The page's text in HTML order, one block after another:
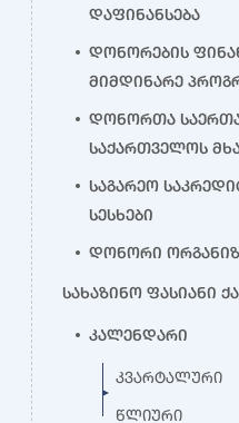
დაფინანსება
დონორების
მიმდინარე
დონორთა
საქართველოს
საგარეო
სესხები
დონორი
სახაზინო ფასიანი
კალენდარი
კვარტალური
წლიური